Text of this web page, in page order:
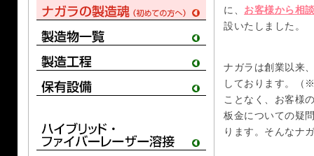
に、 お客様から相
設いたしました。
ナガラは創業以来
しております。（
ことなく、お客様
板金についての疑
ります。そんなナ